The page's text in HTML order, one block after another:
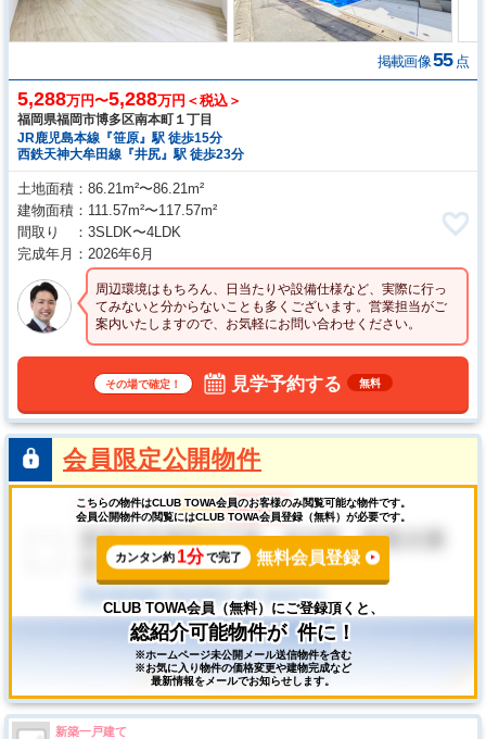
掲載画像55 点
5,288万円〜5,288万円＜税込＞
福岡県福岡市博多区南本町１丁目
JR鹿児島本線『笹原』駅 徒歩15分
西鉄天神大牟田線『井尻』駅 徒歩23分
土地面積
86.21m²〜86.21m²
建物面積
111.57m²〜117.57m²
間取り
3SLDK〜4LDK
完成年月
2026年6月
周辺環境はもちろん、日当たりや設備仕様など、実際に行っ
てみないと分からないことも多くございます。営業担当がご
案内いたしますので、お気軽にお問い合わせください。
その場で確定！ 見学予約する 無料
会員限定公開物件
こちらの物件はCLUB TOWA会員のお客様のみ閲覧可能な物件です。
会員公開物件の閲覧にはCLUB TOWA会員登録（無料）が必要です。
カンタン約 1分 で完了 無料会員登録
CLUB TOWA会員（無料）にご登録頂くと、
総紹介可能物件が 件に！
※ホームページ未公開メール送信物件を含む
※お気に入り物件の価格変更や建物完成など
最新情報をメールでお知らせします。
新築一戸建て